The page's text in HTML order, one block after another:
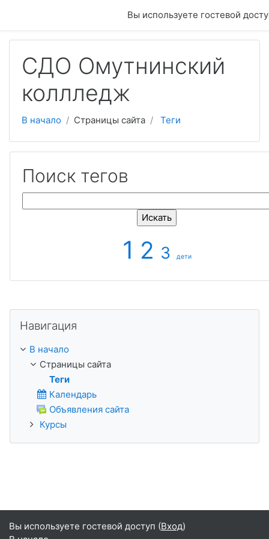
Вы используете гостевой
СДО Омутнинский
коллледж
В начало Страницы сайта Теги
Поиск тегов
1 2 3 дети
Навигация
В начало
Страницы сайта
Теги
Календарь
Объявления сайта
Курсы
Вы используете гостевой доступ (Вход)